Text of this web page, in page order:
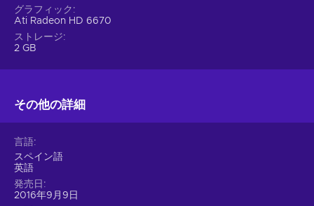
グラフィック
Ati Radeon HD 6670
ストレージ
2 GB
その他の詳細
言語
スペイン語
英語
発売日
2016年9月9日